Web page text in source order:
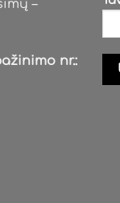
–
nr.: